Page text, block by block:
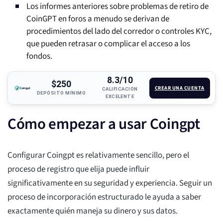
Los informes anteriores sobre problemas de retiro de
CoinGPT en foros a menudo se derivan de
procedimientos del lado del corredor o controles KYC,
que pueden retrasar o complicar el acceso a los
fondos.
$250
DEPÓSITO MÍNIMO
8.3/10
CALIFICACIÓN
EXCELENTE
CREAR UNA CUENTA
Cómo empezar a usar Coingpt
Configurar Coingpt es relativamente sencillo, pero el
proceso de registro que elija puede influir
significativamente en su seguridad y experiencia. Seguir un
proceso de incorporación estructurado le ayuda a saber
exactamente quién maneja su dinero y sus datos.